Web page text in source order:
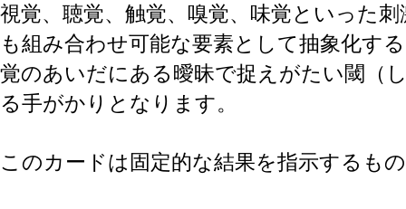
視覚、聴覚、触覚、嗅覚、味覚といった
も組み合わせ可能な要素として抽象化す
覚のあいだにある曖昧で捉えがたい閾（
る手がかりとなります。
このカードは固定的な結果を指示するも